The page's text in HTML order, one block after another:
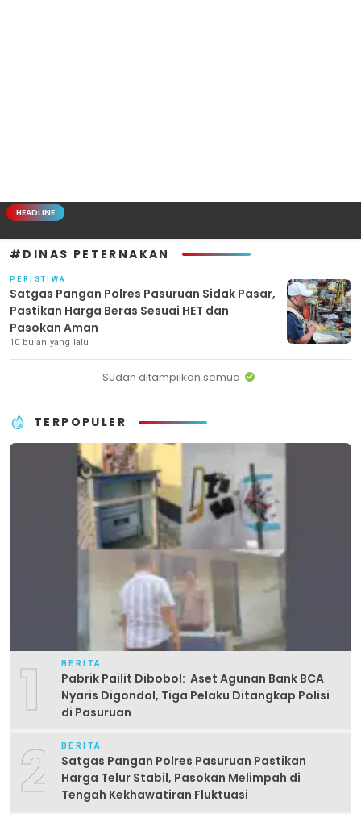
HEADLINE
#DINAS PETERNAKAN
PERISTIWA
Satgas Pangan Polres Pasuruan Sidak Pasar,
Pastikan Harga Beras Sesuai HET dan
Pasokan Aman
10 bulan yang lalu
Sudah ditampilkan semua
TERPOPULER
1 BERITA
Pabrik Pailit Dibobol: Aset Agunan Bank BCA
Nyaris Digondol, Tiga Pelaku Ditangkap Polisi
di Pasuruan
2 BERITA
Satgas Pangan Polres Pasuruan Pastikan
Harga Telur Stabil, Pasokan Melimpah di
Tengah Kekhawatiran Fluktuasi